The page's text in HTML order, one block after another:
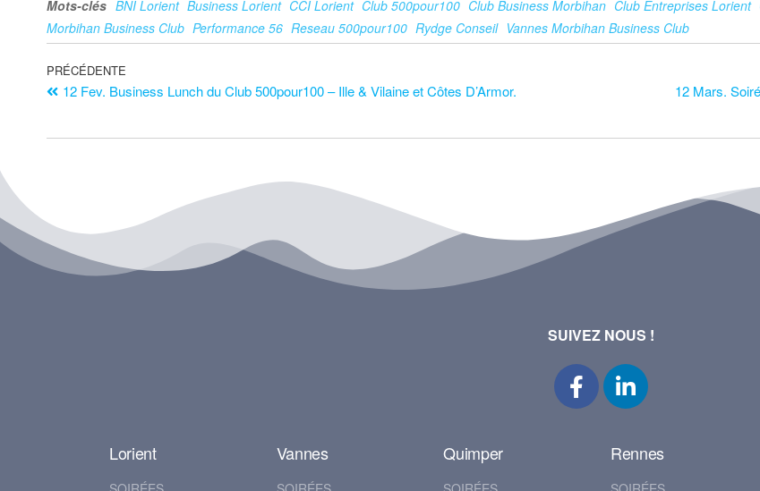
Mots-clés BNI Lorient Business Lorient CCI Lorient Club 500pour100 Club Business Morbihan Club Entreprises Lorient
Morbihan Business Club Performance 56 Reseau 500pour100 Rydge Conseil Vannes Morbihan Business Club
PRÉCÉDENTE
12 Fev. Business Lunch du Club 500pour100 – Ille & Vilaine et Côtes D’Armor.
12 Mars.
SUIVEZ NOUS !
Lorient Vannes Quimper Rennes